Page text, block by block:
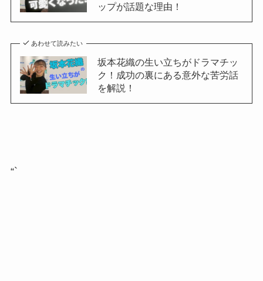
ップが話題な理由！
あわせて読みたい
坂本花織の生い立ちがドラマチッ
ク！成功の裏にある意外な苦労話
を解説！
“`